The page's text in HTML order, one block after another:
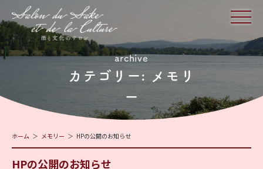
archive
カテゴリー:
メモリ
ー
ホーム メモリー HPの公開のお知らせ
HPの公開のお知らせ